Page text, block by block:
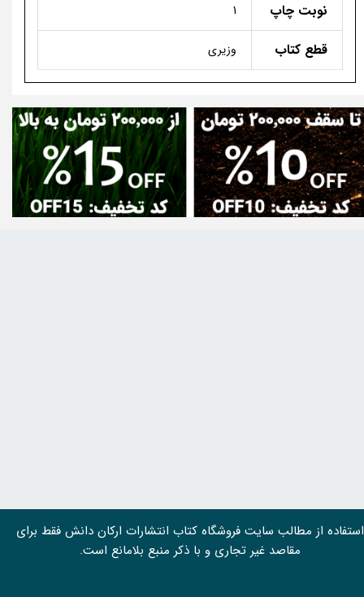
نوبت چاپ 1
قطع کتاب وزیری
استفاده از مطالب سايت فروشگاه کتاب انتشارات ارکان دانش فقط برای
مقاصد غیر تجاری و با ذکر منبع بلامانع است.